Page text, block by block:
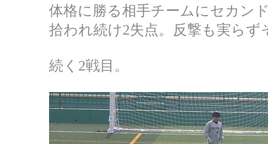
体格に勝る相手チームにセカン
拾われ続け2失点。反撃も実ら
続く2戦目。